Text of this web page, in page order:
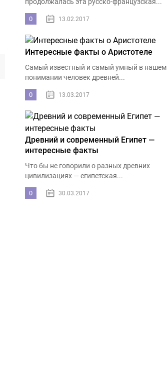
0 13.02.2017
Интересные факты о Аристотеле
Самый известный и самый умный в нашем
понимании человек древней...
0 13.03.2017
Древний и современный Египет —
интересные факты
Что бы не говорили о разных древних
цивилизациях — египетская...
0 30.03.2017